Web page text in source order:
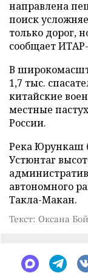
направлена
поиск
только дорог,
сообщает
В
1,7 тыс.
китайские
местные
России.
Река Юрункаш
Устюнтаг
автономного
Такла-Макан.
Текст: Оксана